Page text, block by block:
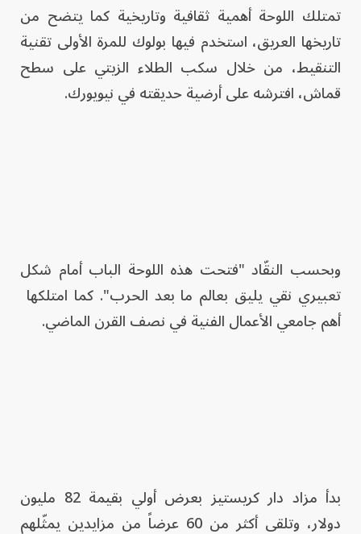
تمتلك اللوحة أهمية ثقافية وتاريخية كما يتضح من
تاريخها العريق، استخدم فيها بولوك للمرة الأولى تقنية
التنقيط، من خلال سكب الطلاء الزيتي على سطح
قماش، افترشه على أرضية حديقته في نيويورك.
وبحسب النقّاد "فتحت هذه اللوحة الباب أمام شكل
تعبيري نقي يليق بعالم ما بعد الحرب". كما امتلكها
أهم جامعي الأعمال الفنية في نصف القرن الماضي.
بدأ مزاد دار كريستيز بعرض أولي بقيمة 82 مليون
دولار، وتلقى أكثر من 60 عرضاً من مزايدين يمثّلهم